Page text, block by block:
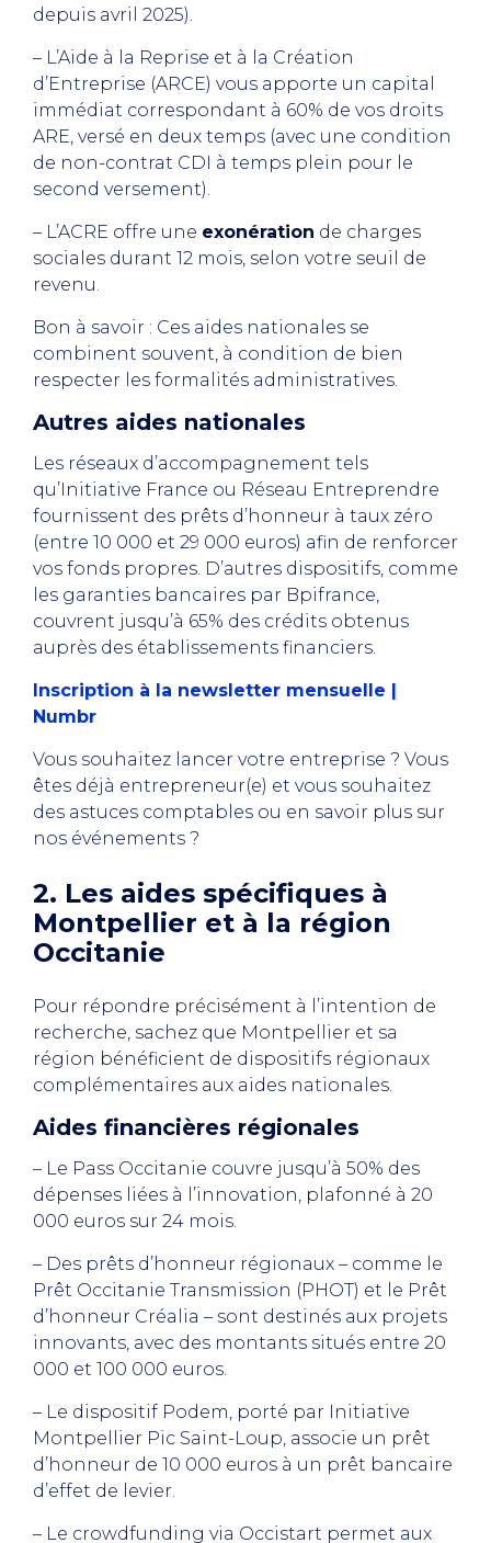
depuis avril 2025).
– L’Aide à la Reprise et à la Création
d’Entreprise (ARCE) vous apporte un capital
immédiat correspondant à 60% de vos droits
ARE, versé en deux temps (avec une condition
de non-contrat CDI à temps plein pour le
second versement).
– L’ACRE offre une exonération de charges
sociales durant 12 mois, selon votre seuil de
revenu.
Bon à savoir : Ces aides nationales se
combinent souvent, à condition de bien
respecter les formalités administratives.
Autres aides nationales
Les réseaux d’accompagnement tels
qu’Initiative France ou Réseau Entreprendre
fournissent des prêts d’honneur à taux zéro
(entre 10 000 et 29 000 euros) afin de renforcer
vos fonds propres. D’autres dispositifs, comme
les garanties bancaires par Bpifrance,
couvrent jusqu’à 65% des crédits obtenus
auprès des établissements financiers.
Inscription à la newsletter mensuelle |
Numbr
Vous souhaitez lancer votre entreprise ? Vous
êtes déjà entrepreneur(e) et vous souhaitez
des astuces comptables ou en savoir plus sur
nos événements ?
2. Les aides spécifiques à
Montpellier et à la région
Occitanie
Pour répondre précisément à l’intention de
recherche, sachez que Montpellier et sa
région bénéficient de dispositifs régionaux
complémentaires aux aides nationales.
Aides financières régionales
– Le Pass Occitanie couvre jusqu’à 50% des
dépenses liées à l’innovation, plafonné à 20
000 euros sur 24 mois.
– Des prêts d’honneur régionaux – comme le
Prêt Occitanie Transmission (PHOT) et le Prêt
d’honneur Créalia – sont destinés aux projets
innovants, avec des montants situés entre 20
000 et 100 000 euros.
– Le dispositif Podem, porté par Initiative
Montpellier Pic Saint-Loup, associe un prêt
d’honneur de 10 000 euros à un prêt bancaire
d’effet de levier.
– Le crowdfunding via Occistart permet aux